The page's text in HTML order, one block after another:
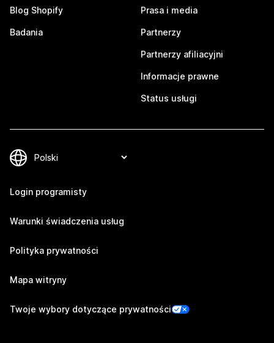
Blog Shopify
Badania
Prasa i media
Partnerzy
Partnerzy afiliacyjni
Informacje prawne
Status usługi
Login programisty
Warunki świadczenia usług
Polityka prywatności
Mapa witryny
Twoje wybory dotyczące prywatności